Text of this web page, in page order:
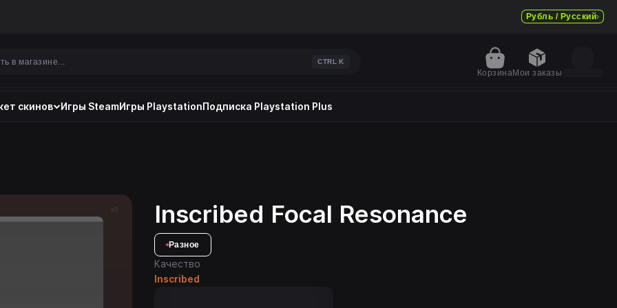
Рубль / Русский
CTRL K
КорзинаМои заказы
скинов Игры SteamИгры PlaystationПодписка Playstation Plus
x0 Inscribed Focal Resonance
Разное
Качество
Inscribed